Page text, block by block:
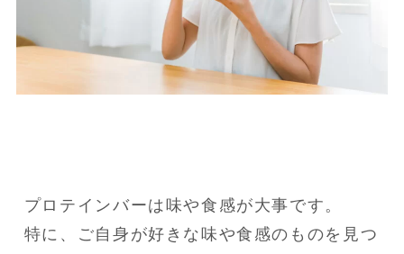
プロテインバーは味や食感が大事です。
特に、ご自身が好きな味や食感のものを見つ